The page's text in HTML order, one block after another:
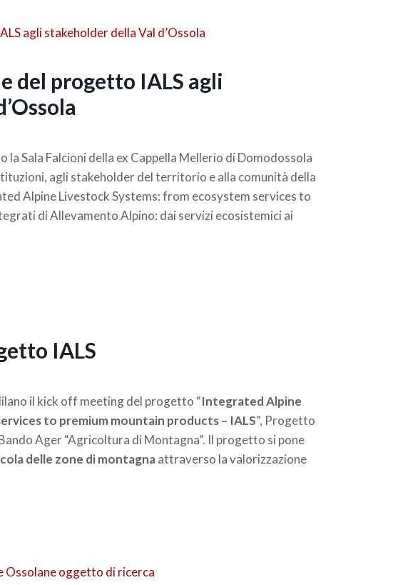
del progetto IALS agli
Sala Falcioni della ex Cappella Mellerio di Domodossola
agli stakeholder del territorio e alla comunità della
Alpine Livestock Systems: from ecosystem services to
di Allevamento Alpino: dai servizi ecosistemici ai
IALS
il kick off meeting del progetto “Integrated Alpine
to premium mountain products – IALS”, Progetto
Ager “Agricoltura di Montagna”. Il progetto si pone
delle zone di montagnaattraverso la valorizzazione